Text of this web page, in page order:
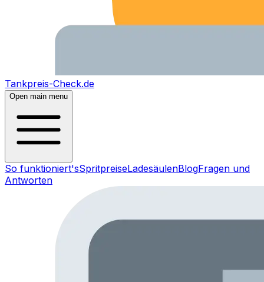
Tankpreis-Check.de
Open main menu
So funktioniert'sSpritpreiseLadesäulenBlogFragen und
Antworten